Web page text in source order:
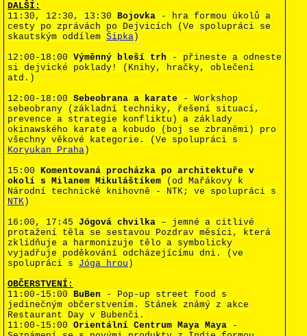
DALŠÍ:
11:30, 12:30, 13:30 Bojovka - hra formou úkolů a
cesty po zprávách po Dejvicích (Ve spolupráci se
skautským oddílem Šipka )
12:00-18:00 Výměnný bleší trh
- přineste a odneste
si dejvické poklady! (Knihy, hračky, oblečení
atd.)
12:00-18:00 Sebeobrana a karate - Workshop
sebeobrany (základní techniky, řešení situací,
prevence a strategie konfliktu) a základy
okinawského karate a kobudo (boj se zbraněmi) pro
všechny věkové kategorie. (Ve spolupráci s
Koryukan Praha )
15:00 Komentovaná procházka po architektuře v
okolí s Milanem Mikuláštíkem (od Mařákovy k
Národní technické knihovně - NTK; ve spolupráci s
NTK )
16:00, 17:45 Jógová chvilka – jemné a citlivé
protažení těla se sestavou Pozdrav měsíci, která
zklidňuje a harmonizuje tělo a symbolicky
vyjadřuje poděkování odcházejícímu dni. (ve
spolupráci s Jóga hrou )
OBČERSTVENÍ:
11:00-15:00 BuBen - Pop-up street food s
jedinečným občerstvením. Stánek známý z akce
Restaurant Day v Bubenči.
11:00-15:00 Orientální Centrum Maya Maya
-